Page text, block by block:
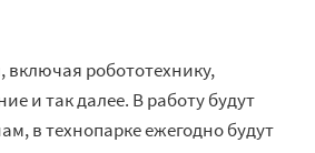
робототехнику,
и так далее. В работу будут
в технопарке ежегодно будут